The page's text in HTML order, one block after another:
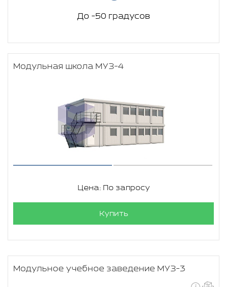
До -50 градусов
Модульная школа МУЗ-4
Цена: По запросу
Купить
Модульное учебное заведение МУЗ-3